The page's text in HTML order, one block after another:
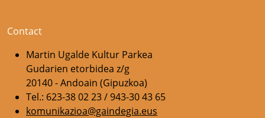
Contact
Martin Ugalde Kultur Parkea
Gudarien etorbidea z/g
20140 - Andoain (Gipuzkoa)
Tel.: 623-38 02 23 / 943-30 43 65
komunikazioa@gaindegia.eus